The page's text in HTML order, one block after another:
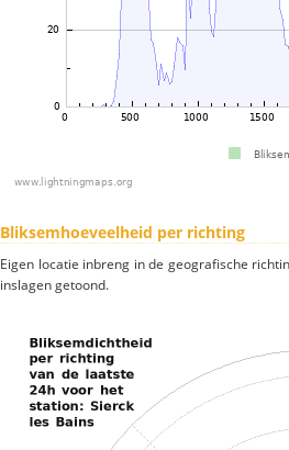
Bliksemhoeveelheid per richting
Eigen locatie inbreng in de geografische
inslagen getoond.